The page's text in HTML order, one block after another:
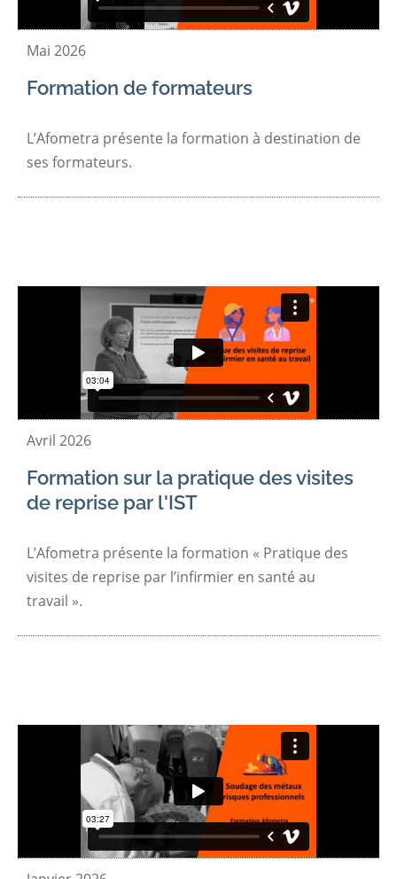
Mai 2026
Formation de formateurs
L’Afometra présente la formation à destination de
ses formateurs.
Avril 2026
Formation sur la pratique des visites
de reprise par l'IST
L’Afometra présente la formation « Pratique des
visites de reprise par l’infirmier en santé au
travail ».